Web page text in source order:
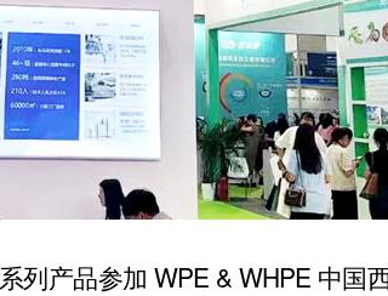
列产品参加 WPE & WHPE 中国